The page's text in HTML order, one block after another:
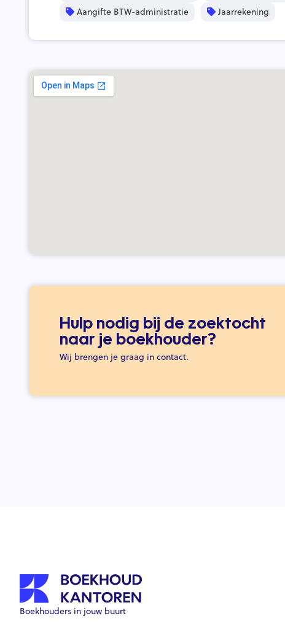
Aangifte BTW-administratie
Jaarrekening
Hulp nodig bij de zoektocht
naar je boekhouder?
Wij brengen je graag in contact.
Boekhouders in jouw buurt